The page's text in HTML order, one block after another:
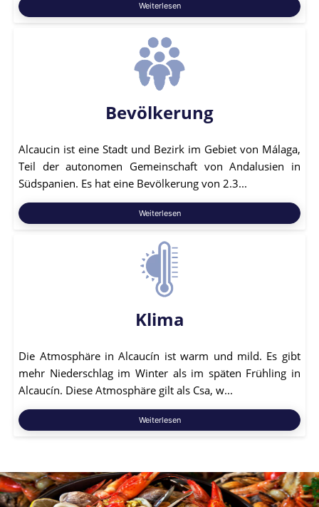
Weiterlesen
Bevölkerung
Alcaucin ist eine Stadt und Bezirk im Gebiet von Málaga,
Teil der autonomen Gemeinschaft von Andalusien in
Südspanien. Es hat eine Bevölkerung von 2.3...
Weiterlesen
Klima
Die Atmosphäre in Alcaucín ist warm und mild. Es gibt
mehr Niederschlag im Winter als im späten Frühling in
Alcaucín. Diese Atmosphäre gilt als Csa, w...
Weiterlesen